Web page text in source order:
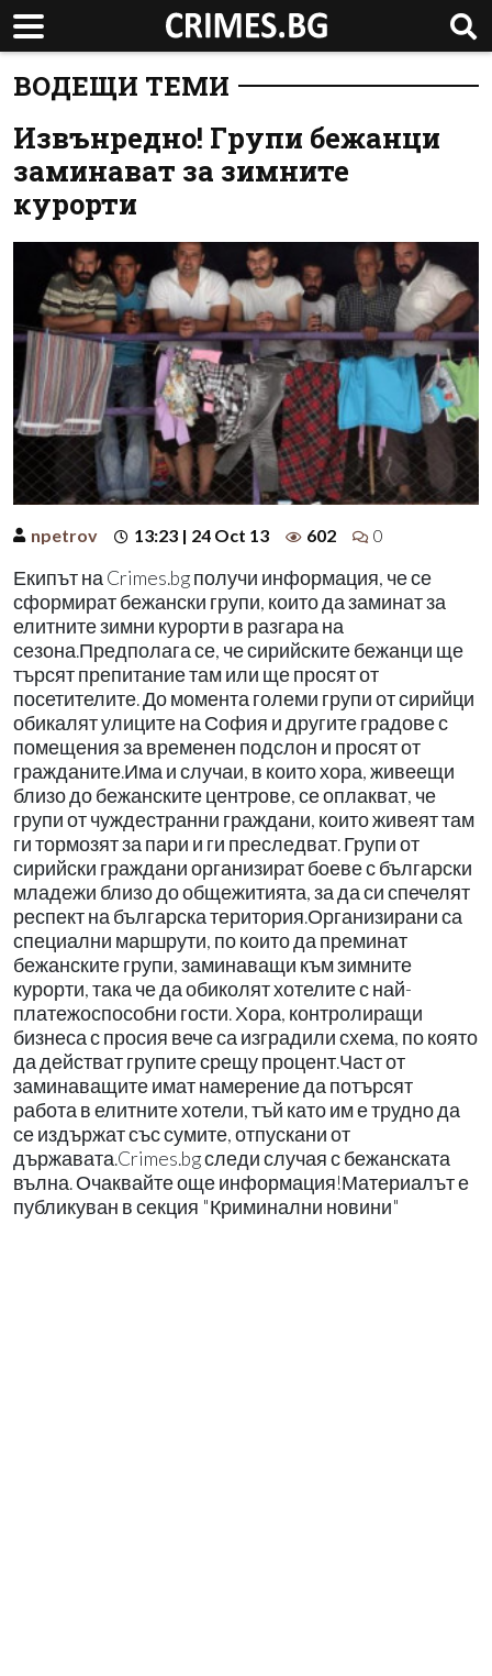
ВОДЕЩИ ТЕМИ
Извънредно! Групи бежанци
заминават за зимните
курорти
npetrov 13:23 | 24 Oct 13 602 0
Екипът на Crimes.bg получи информация, че се
сформират бежански групи, които да заминат за
елитните зимни курорти в разгара на
сезона.Предполага се, че сирийските бежанци ще
търсят препитание там или ще просят от
посетителите. До момента големи групи от сирийци
обикалят улиците на София и другите градове с
помещения за временен подслон и просят от
гражданите.Има и случаи, в които хора, живеещи
близо до бежанските центрове, се оплакват, че
групи от чуждестранни граждани, които живеят там
ги тормозят за пари и ги преследват. Групи от
сирийски граждани организират боеве с български
младежи близо до общежитията, за да си спечелят
респект на българска територия.Организирани са
специални маршрути, по които да преминат
бежанските групи, заминаващи към зимните
курорти, така че да обиколят хотелите с най-
платежоспособни гости. Хора, контролиращи
бизнеса с просия вече са изградили схема, по която
да действат групите срещу процент.Част от
заминаващите имат намерение да потърсят
работа в елитните хотели, тъй като им е трудно да
се издържат със сумите, отпускани от
държавата.Crimes.bg следи случая с бежанската
вълна. Очаквайте още информация!Материалът е
публикуван в секция "Криминални новини"